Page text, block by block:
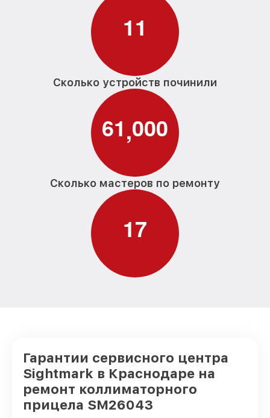
11
Сколько устройств починили
61,000
Сколько мастеров по ремонту
17
Гарантии сервисного центра
Sightmark в Краснодаре на
ремонт коллиматорного
прицела SM26043